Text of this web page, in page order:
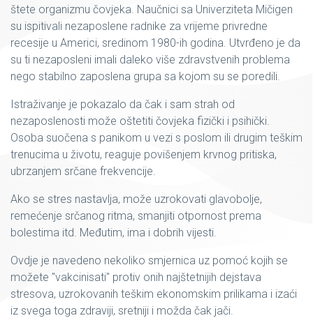
štete organizmu čovjeka. Naučnici sa Univerziteta Mičigen
su ispitivali nezaposlene radnike za vrijeme privredne
recesije u Americi, sredinom 1980-ih godina. Utvrđeno je da
su ti nezaposleni imali daleko više zdravstvenih problema
nego stabilno zaposlena grupa sa kojom su se poredili.
Istraživanje je pokazalo da čak i sam strah od
nezaposlenosti može oštetiti čovjeka fizički i psihički.
Osoba suočena s panikom u vezi s poslom ili drugim teškim
trenucima u životu, reaguje povišenjem krvnog pritiska,
ubrzanjem srčane frekvencije.
Ako se stres nastavlja, može uzrokovati glavobolje,
remećenje srčanog ritma, smanjiti otpornost prema
bolestima itd. Međutim, ima i dobrih vijesti.
Ovdje je navedeno nekoliko smjernica uz pomoć kojih se
možete "vakcinisati" protiv onih najštetnijih dejstava
stresova, uzrokovanih teškim ekonomskim prilikama i izaći
iz svega toga zdraviji, sretniji i možda čak jači.